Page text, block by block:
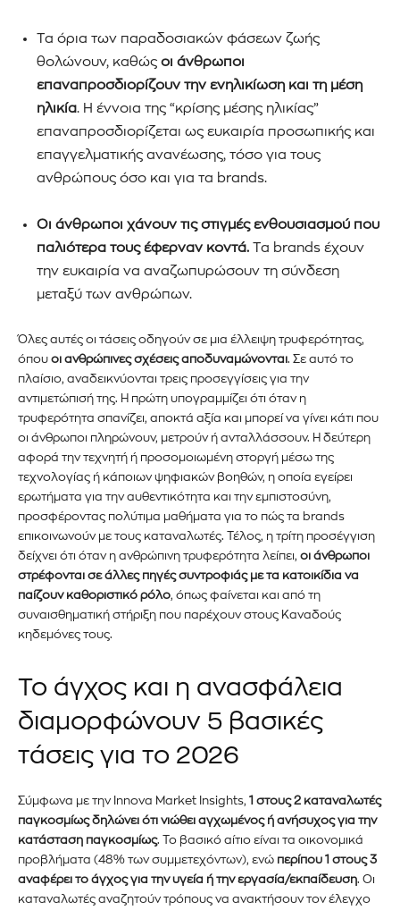
Εγγραφείτε στο Newsletter του
PetshopMarket.gr και
προϊόντα και τις εξελίξεις της
αγοράς.
Για να εγγραφείτε, απλώς εισάγετε τη διεύθυνση email σας
παρακάτω. Μην ανησυχείτε, σεβόμαστε την ιδιωτικότητά σας
και δεν θα σας στείλουμε ανεπιθύμητα μηνύματα. Οι
πληροφορίες σας είναι ασφαλείς μαζί μας.
Τα όρια των παραδοσιακών φάσεων ζωής
θολώνουν, καθώς οι άνθρωποι
επαναπροσδιορίζουν την ενηλικίωση και τη μέση
ηλικία. Η έννοια της “κρίσης μέσης ηλικίας”
επαναπροσδιορίζεται ως ευκαιρία προσωπικής και
επαγγελματικής ανανέωσης, τόσο για τους
ανθρώπους όσο και για τα brands.
Οι άνθρωποι χάνουν τις στιγμές ενθουσιασμού που
παλιότερα τους έφερναν κοντά. Τα brands έχουν
την ευκαιρία να αναζωπυρώσουν τη σύνδεση
μεταξύ των ανθρώπων.
Όλες αυτές οι τάσεις οδηγούν σε μια έλλειψη τρυφερότητας,
όπου οι ανθρώπινες σχέσεις αποδυναμώνονται. Σε αυτό το
πλαίσιο, αναδεικνύονται τρεις προσεγγίσεις για την
αντιμετώπισή της. Η πρώτη υπογραμμίζει ότι όταν η
τρυφερότητα σπανίζει, αποκτά αξία και μπορεί να γίνει κάτι που
οι άνθρωποι πληρώνουν, μετρούν ή ανταλλάσσουν. Η δεύτερη
αφορά την τεχνητή ή προσομοιωμένη στοργή μέσω της
τεχνολογίας ή κάποιων ψηφιακών βοηθών, η οποία εγείρει
ερωτήματα για την αυθεντικότητα και την εμπιστοσύνη,
προσφέροντας πολύτιμα μαθήματα για το πώς τα brands
επικοινωνούν με τους καταναλωτές. Τέλος, η τρίτη προσέγγιση
δείχνει ότι όταν η ανθρώπινη τρυφερότητα λείπει, οι άνθρωποι
στρέφονται σε άλλες πηγές συντροφιάς με τα κατοικίδια να
παίζουν καθοριστικό ρόλο, όπως φαίνεται και από τη
συναισθηματική στήριξη που παρέχουν στους Καναδούς
κηδεμόνες τους.
Το άγχος και η ανασφάλεια
διαμορφώνουν 5 βασικές
τάσεις για το 2026
Σύμφωνα με την Innova Market Insights, 1 στους 2 καταναλωτές
παγκοσμίως δηλώνει ότι νιώθει αγχωμένος ή ανήσυχος για την
κατάσταση παγκοσμίως. Το βασικό αίτιο είναι τα οικονομικά
προβλήματα (48% των συμμετεχόντων), ενώ περίπου 1 στους 3
αναφέρει το άγχος για την υγεία ή την εργασία/εκπαίδευση. Οι
καταναλωτές αναζητούν τρόπους να ανακτήσουν τον έλεγχο